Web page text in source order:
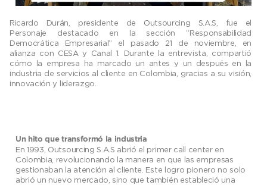
Ricardo Durán, presidente de Outsourcing S.A.S, fue el
Personaje destacado en la sección “Responsabilidad
Democrática Empresarial” el pasado 21 de noviembre, en
alianza con CESA y Canal 1. Durante la entrevista, compartió
cómo la empresa ha marcado un antes y un después en la
industria de servicios al cliente en Colombia, gracias a su visión,
innovación y liderazgo.
Un hito que transformó la industria
En 1993, Outsourcing S.A.S abrió el primer call center en
Colombia, revolucionando la manera en que las empresas
gestionaban la atención al cliente. Este logro pionero no solo
abrió un nuevo mercado, sino que también estableció una